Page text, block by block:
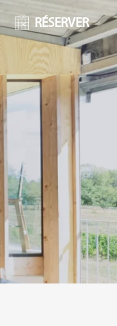
RÉSERVER